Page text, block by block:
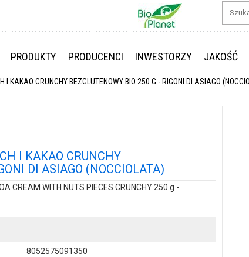
PRODUKTY PRODUCENCI INWESTORZY JAKOŚĆ
I KAKAO CRUNCHY BEZGLUTENOWY BIO 250 G - RIGONI DI ASIAGO
I KAKAO CRUNCHY
DI ASIAGO (NOCCIOLATA)
CREAM WITH NUTS PIECES CRUNCHY 250 g -
8052575091350